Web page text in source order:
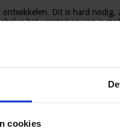
cookies
Dit is hard
het versterken van je
aan het gegeven dat
heb je een kolossale
veel meer aanbod van
Naast het aanbieden
van een tol naar